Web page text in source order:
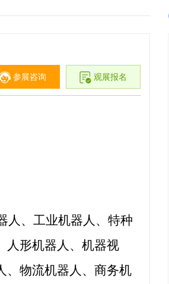
参展咨询 观展报名
人、工业机器人、特种
人形机器人、机器视
、物流机器人、商务机